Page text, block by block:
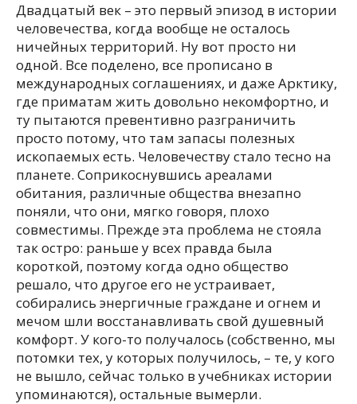
Двадцатый век – это первый эпизод в истории
человечества, когда вообще не осталось
ничейных территорий. Ну вот просто ни
одной. Все поделено, все прописано в
международных соглашениях, и даже Арктику,
где приматам жить довольно некомфортно, и
ту пытаются превентивно разграничить
просто потому, что там запасы полезных
ископаемых есть. Человечеству стало тесно на
планете. Соприкоснувшись ареалами
обитания, различные общества внезапно
поняли, что они, мягко говоря, плохо
совместимы. Прежде эта проблема не стояла
так остро: раньше у всех правда была
короткой, поэтому когда одно общество
решало, что другое его не устраивает,
собирались энергичные граждане и огнем и
мечом шли восстанавливать свой душевный
комфорт. У кого-то получалось (собственно, мы
потомки тех, у которых получилось, – те, у кого
не вышло, сейчас только в учебниках истории
упоминаются), остальные вымерли.